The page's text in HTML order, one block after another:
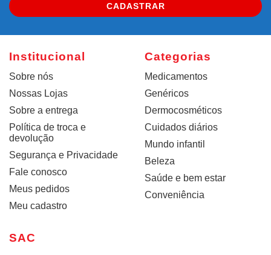
CADASTRAR
Institucional
Sobre nós
Nossas Lojas
Sobre a entrega
Política de troca e
devolução
Segurança e Privacidade
Fale conosco
Meus pedidos
Meu cadastro
Categorias
Medicamentos
Genéricos
Dermocosméticos
Cuidados diários
Mundo infantil
Beleza
Saúde e bem estar
Conveniência
SAC